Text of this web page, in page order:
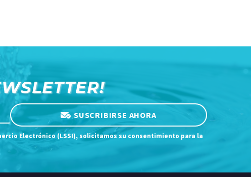
SUSCRIBIRSE AHORA
Electrónico (LSSI), solicitamos su consentimiento para la